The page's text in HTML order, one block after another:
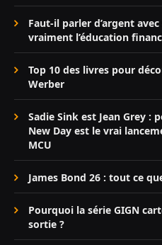
Faut-il parler d’argent
vraiment l’éducation
Top 10 des livres pour
Werber
Sadie Sink est Jean Grey :
New Day est le vrai
MCU
James Bond 26 : tout ce
Pourquoi la série GIGN
sortie ?